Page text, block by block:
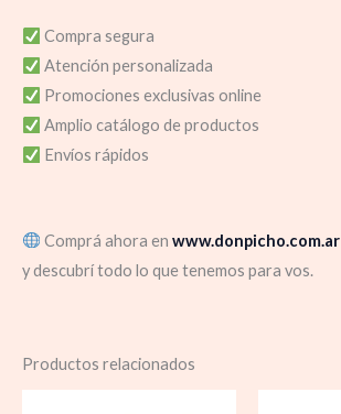
Compra segura
Atención personalizada
Promociones exclusivas online
Amplio catálogo de productos
Envíos rápidos
Comprá ahora en www.donpicho.com.ar
y descubrí todo lo que tenemos para vos.
Productos relacionados